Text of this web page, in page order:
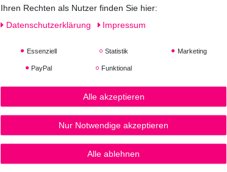
Ihren Rechten als Nutzer finden Sie hier:
Daten­schutz­erklärung
Impressum
Essenziell Statistik Marketing
PayPal Funktional
Alle akzeptieren
Nur Notwendige akzeptieren
Alle ablehnen